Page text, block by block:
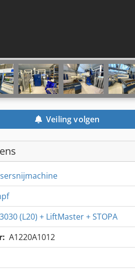
Veiling volgen
(L20) + LiftMaster + STOPA
A1220A1012